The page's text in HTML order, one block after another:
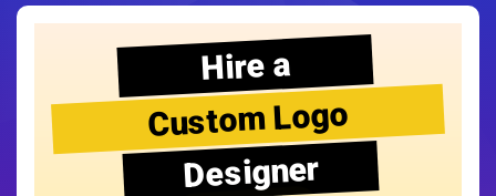
Hire a
Custom Logo
Designer